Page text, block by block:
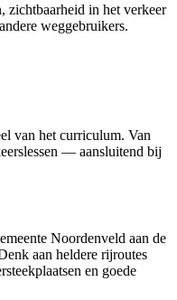
zichtbaarheid in het verkeer
weggebruikers.
van het curriculum. Van
— aansluitend bij
Noordenveld aan de
aan heldere rijroutes
en goede